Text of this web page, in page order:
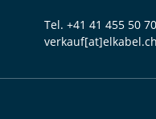
Tel. +41 41 455 50 70
verkauf[at]elkabel.ch